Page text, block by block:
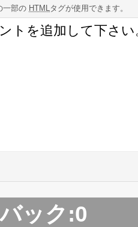
一部の HTMLタグが使用できます。
ック:0